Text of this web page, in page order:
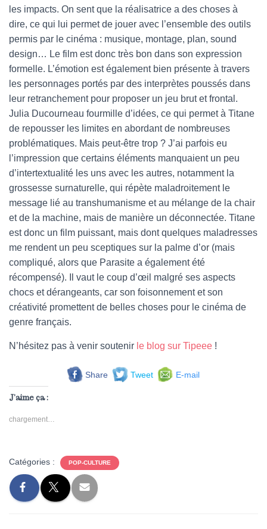
les impacts. On sent que la réalisatrice a des choses à
dire, ce qui lui permet de jouer avec l’ensemble des outils
permis par le cinéma : musique, montage, plan, sound
design… Le film est donc très bon dans son expression
formelle. L’émotion est également bien présente à travers
les personnages portés par des interprètes poussés dans
leur retranchement pour proposer un jeu brut et frontal.
Julia Ducourneau fourmille d’idées, ce qui permet à Titane
de repousser les limites en abordant de nombreuses
problématiques. Mais peut-être trop ? J’ai parfois eu
l’impression que certains éléments manquaient un peu
d’intertextualité les uns avec les autres, notamment la
grossesse surnaturelle, qui répète maladroitement le
message lié au transhumanisme et au mélange de la chair
et de la machine, mais de manière un déconnectée. Titane
est donc un film puissant, mais dont quelques maladresses
me rendent un peu sceptiques sur la palme d’or (mais
compliqué, alors que Parasite a également été
récompensé). Il vaut le coup d’œil malgré ses aspects
chocs et dérangeants, car son foisonnement et son
créativité promettent de belles choses pour le cinéma de
genre français.
N’hésitez pas à venir soutenir le blog sur Tipeee !
Share Tweet E-mail
J’aime ça :
chargement…
Catégories : POP-CULTURE